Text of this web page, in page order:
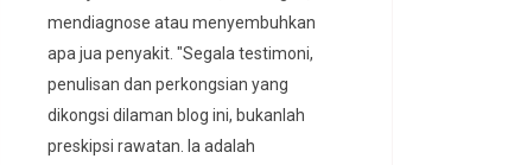
mendiagnose atau menyembuhkan
apa jua penyakit. "Segala testimoni,
penulisan dan perkongsian yang
dikongsi dilaman blog ini, bukanlah
preskipsi rawatan. Ia adalah